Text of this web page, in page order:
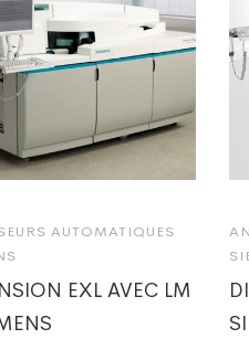
AUTOMATIQUES
EXL AVEC LM